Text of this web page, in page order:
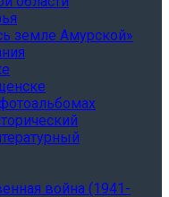
земле Амурской»
война (1941-